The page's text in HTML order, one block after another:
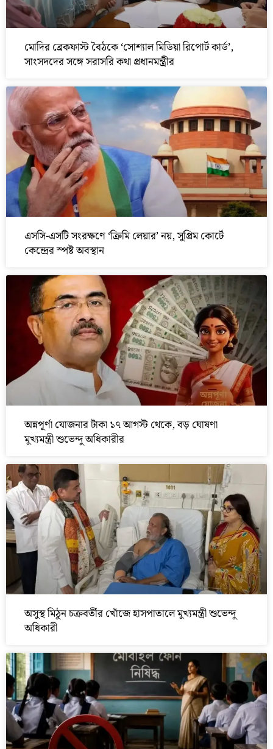
মোদির ব্রেকফাস্ট বৈঠকে ‘সোশ্যাল মিডিয়া রিপোর্ট কার্ড’,
সাংসদদের সঙ্গে সরাসরি কথা প্রধানমন্ত্রীর
এসসি-এসটি সংরক্ষণে ‘ক্রিমি লেয়ার’ নয়, সুপ্রিম কোর্টে
কেন্দ্রের স্পষ্ট অবস্থান
অন্নপূর্ণা যোজনার টাকা ১৭ আগস্ট থেকে, বড় ঘোষণা
মুখ্যমন্ত্রী শুভেন্দু অধিকারীর
অসুস্থ মিঠুন চক্রবর্তীর খোঁজে হাসপাতালে মুখ্যমন্ত্রী শুভেন্দু
অধিকারী